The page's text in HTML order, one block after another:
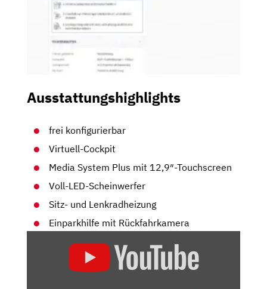
Ausstattungshighlights
frei konfigurierbar
Virtuell-Cockpit
Media System Plus mit 12,9″-Touchscreen
Voll-LED-Scheinwerfer
Sitz- und Lenkradheizung
Einparkhilfe mit Rückfahrkamera
FORMENTOR
FACELIFT: